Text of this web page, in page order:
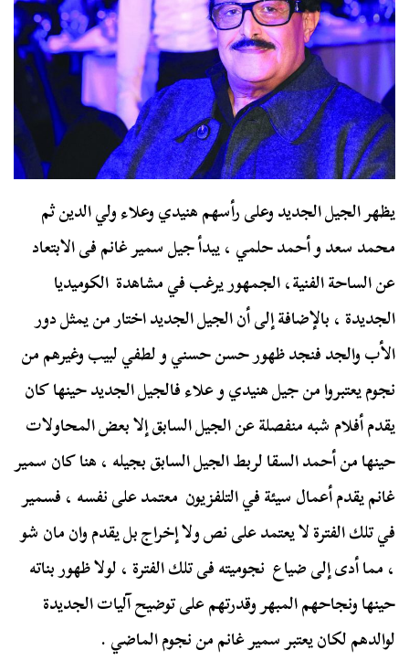
يظهر الجيل الجديد وعلى رأسهم هنيدي وعلاء ولي الدين ثم
محمد سعد و أحمد حلمي ، يبدأ جيل سمير غانم فى الابتعاد
عن الساحة الفنية، الجمهور يرغب في مشاهدة الكوميديا
الجديدة ، بالإضافة إلى أن الجيل الجديد اختار من يمثل دور
الأب والجد فنجد ظهور حسن حسني و لطفي لبيب وغيرهم من
نجوم يعتبروا من جيل هنيدي و علاء فالجيل الجديد حينها كان
يقدم أفلام شبه منفصلة عن الجيل السابق إلا بعض المحاولات
حينها من أحمد السقا لربط الجيل السابق بجيله ، هنا كان سمير
غانم يقدم أعمال سيئة في التلفزيون معتمد على نفسه ، فسمير
في تلك الفترة لا يعتمد على نص ولا إخراج بل يقدم وان مان شو
، مما أدى إلى ضياع نجوميته فى تلك الفترة ، لولا ظهور بناته
حينها ونجاحهم المبهر وقدرتهم على توضيح آليات الجديدة
لوالدهم لكان يعتبر سمير غانم من نجوم الماضي .